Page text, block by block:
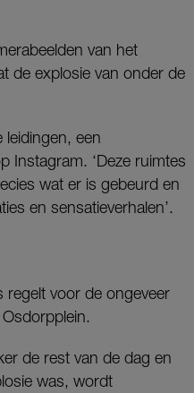
van het
de explosie van onder de
een
Instagram. ‘Deze ruimtes
wat er is gebeurd en
en sensatieverhalen’.
voor de ongeveer
de rest van de dag en
was, wordt